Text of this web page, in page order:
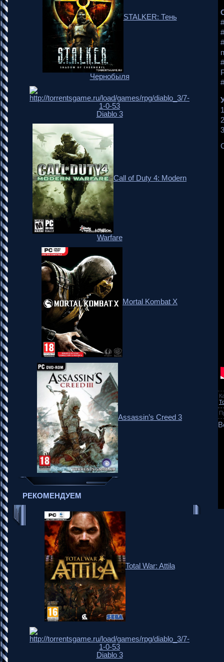
STALKER: Тень
Чернобыля
Diablo 3
Call of Duty 4: Modern
Warfare
Mortal Kombat X
Assassin’s Creed 3
РЕКОМЕНДУЕМ
Total War: Attila
Diablo 3